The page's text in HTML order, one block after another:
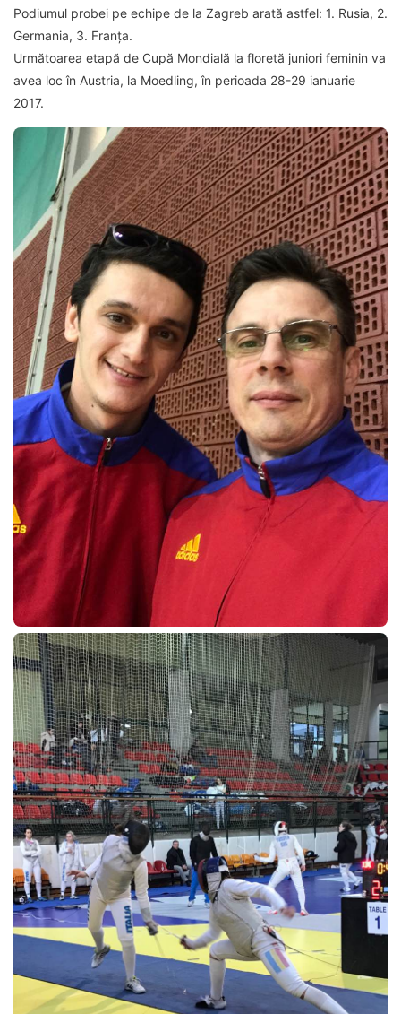
Podiumul probei pe echipe de la Zagreb arată astfel: 1. Rusia, 2.
Germania, 3. Franța.
Următoarea etapă de Cupă Mondială la floretă juniori feminin va
avea loc în Austria, la Moedling, în perioada 28-29 ianuarie
2017.